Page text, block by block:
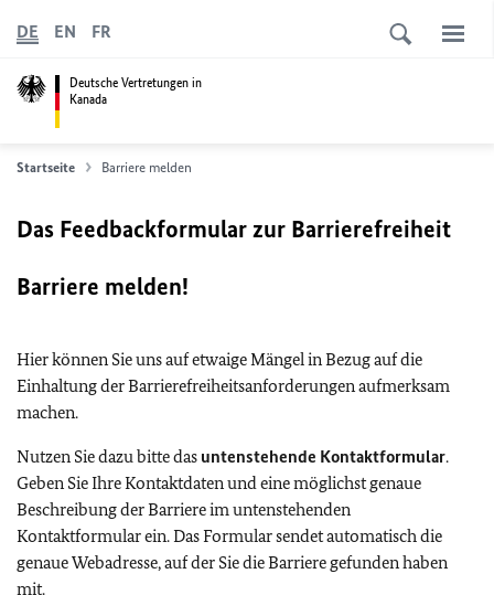
Deutsche Vertretungen in
Kanada
DE EN FR
Startseite Barriere melden
Das Feedbackformular zur Barrierefreiheit
Barriere melden!
Hier können Sie uns auf etwaige Mängel in Bezug auf die
Einhaltung der Barrierefreiheitsanforderungen aufmerksam
machen.
Nutzen Sie dazu bitte das untenstehende Kontaktformular.
Geben Sie Ihre Kontaktdaten und eine möglichst genaue
Beschreibung der Barriere im untenstehenden
Kontaktformular ein. Das Formular sendet automatisch die
genaue Webadresse, auf der Sie die Barriere gefunden haben
mit.